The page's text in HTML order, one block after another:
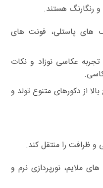
رنگارنگ هستند.
های پاستلی، فونت های
تجربه عکاسی نوزاد و نکات
از دکورهای متنوع تولد و
ظرافت را منتقل کند.
ملایم، نورپردازی نرم و